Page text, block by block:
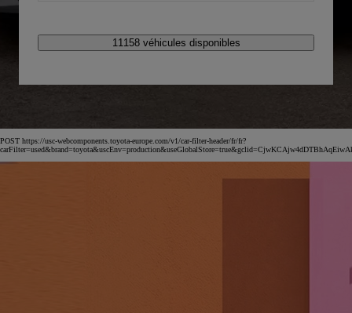
11158 véhicules disponibles
POST https://usc-webcomponents.toyota-europe.com/v1/car-filter-header/fr/fr?